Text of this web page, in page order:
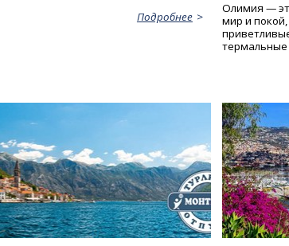
Подробнее
Олимия —
мир и
термальные